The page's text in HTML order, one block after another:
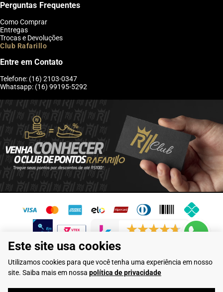
Este site usa cookies
Utilizamos cookies para que você tenha uma experiência em nosso
site. Saiba mais em nossa política de privacidade
Perguntas Frequentes
Como Comprar
Entregas
Trocas e Devoluções
Club Rafarillo
Entre em Contato
Telefone: (16) 2103-0347
Whatsapp: (16) 99195-5292
Flamarian Comércio de Calçados LTDA - CNPJ: 10.913.950/0001-60 -
Rua Evangelista de Lima, 710 - Franca/SP
Coronel Tamarindo, 2435 - Franca/SP